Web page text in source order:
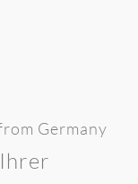
Germany